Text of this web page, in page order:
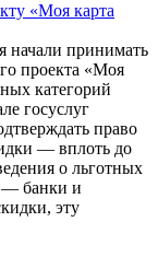
«Моя карта
начали принимать
проекта «Моя
категорий
госуслуг
право
— вплоть до
о льготных
— банки и
эту